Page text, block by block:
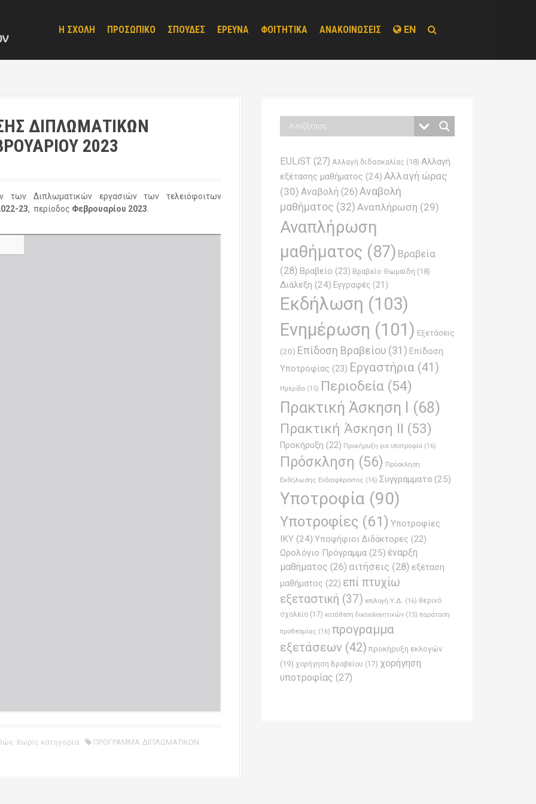
Η ΣΧΟΛΗ ΠΡΟΣΩΠΙΚΟ ΣΠΟΥΔΕΣ ΕΡΕΥΝΑ ΦΟΙΤΗΤΙΚΑ ΑΝΑΚΟΙΝΩΣΕΙΣ EN
ΔΙΠΛΩΜΑΤΙΚΩΝ
2023
των Διπλωματικών εργασιών των τελειόφοιτων
23, περίοδος Φεβρουαρίου 2023
Χωρίς κατηγορία
ΠΡΟΓΡΑΜΜΑ ΔΙΠΛΩΜΑΤΙΚΩΝ
EULiST (27) Αλλαγή διδασκαλίας (18) Αλλαγή
εξέτασης μαθήματος (24) Αλλαγή ώρας
(30) Αναβολή (26) Αναβολή
μαθήματος (32) Αναπλήρωση (29)
Αναπλήρωση
μαθήματος (87) Βραβεία
(28) Βραβείο (23) Βραβείο Θωμαϊδη (18)
Διάλεξη (24) Εγγραφές (21)
Εκδήλωση (103)
Ενημέρωση (101) Εξετάσεις
(20) Επίδοση Βραβείου (31) Επίδοση
Υποτροφίας (23) Εργαστήρια (41)
Ημερίδα (15) Περιοδεία (54)
Πρακτική Άσκηση Ι (68)
Πρακτική Άσκηση ΙΙ (53)
Προκήρυξη (22) Προκήρυξη για υποτροφία (16)
Πρόσκληση (56) Πρόσκληση
Εκδήλωσης Ενδιαφέροντος (16) Συγγράμματα (25)
Υποτροφία (90)
Υποτροφίες (61) Υποτροφίες
ΙΚΥ (24) Υποψήφιοι Διδάκτορες (22)
Ωρολόγιο Πρόγραμμα (25) έναρξη
μαθήματος (26) αιτήσεις (28) εξέταση
μαθήματος (22) επί πτυχίω
εξεταστική (37) επιλογή Υ.Δ. (16) θερινό
σχολείο (17) κατάθεση δικαιολογητικών (15) παράταση
προθεσμίας (16) προγραμμα
εξετάσεων (42) προκήρυξη εκλογών
(19) χορήγηση Βραβείου (17) χορήγηση
υποτροφίας (27)